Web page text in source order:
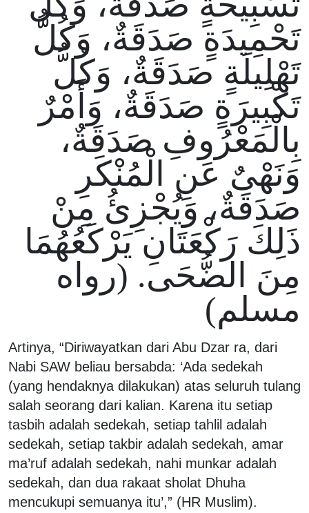
تَحْمِيدَةٍ صَدَقَةٌ، وَكُلُّ
تَهْلِيلَةٍ صَدَقَةٌ، وَكُلُّ
تَكْبِيرَةٍ صَدَقَةٌ، وَأَمْرٌ
بِالْمَعْرُوفِ صَدَقَةٌ،
وَنَهْىٌ عَنِ الْمُنْكَرِ
صَدَقَةٌ، وَيُجْزِئُ مِنْ
ذَلِكَ رَكْعَتَانِ يَرْكَعُهُمَا
مِنَ الضُّحَى. (رواه
مسلم)
Artinya, “Diriwayatkan dari Abu Dzar ra, dari
Nabi SAW beliau bersabda: ‘Ada sedekah
(yang hendaknya dilakukan) atas seluruh tulang
salah seorang dari kalian. Karena itu setiap
tasbih adalah sedekah, setiap tahlil adalah
sedekah, setiap takbir adalah sedekah, amar
ma’ruf adalah sedekah, nahi munkar adalah
sedekah, dan dua rakaat sholat Dhuha
mencukupi semuanya itu’,” (HR Muslim).